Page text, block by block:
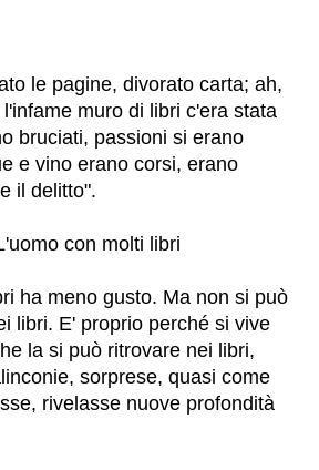
le pagine, divorato carta; ah,
muro di libri c'era stata
bruciati, passioni si erano
e vino erano corsi, erano
il delitto".
con molti libri
ha meno gusto. Ma non si può
libri. E' proprio perché si vive
la si può ritrovare nei libri,
sorprese, quasi come
rivelasse nuove profondità